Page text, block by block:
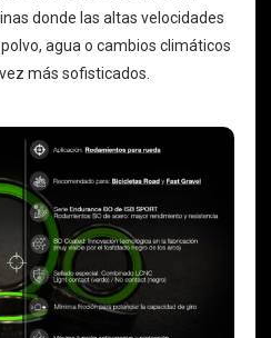
donde las altas velocidades
agua o cambios climáticos
más sofisticados.